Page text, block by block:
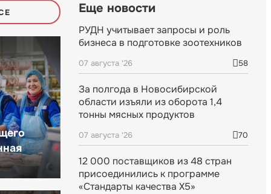
Еще новости
РУДН учитывает запросы и роль
бизнеса в подготовке зоотехников
07 августа '26 58
За полгода в Новосибирской
области изъяли из оборота 1,4
тонны мясных продуктов
07 августа '26 70
12 000 поставщиков из 48 стран
присоединились к программе
«Стандарты качества X5»